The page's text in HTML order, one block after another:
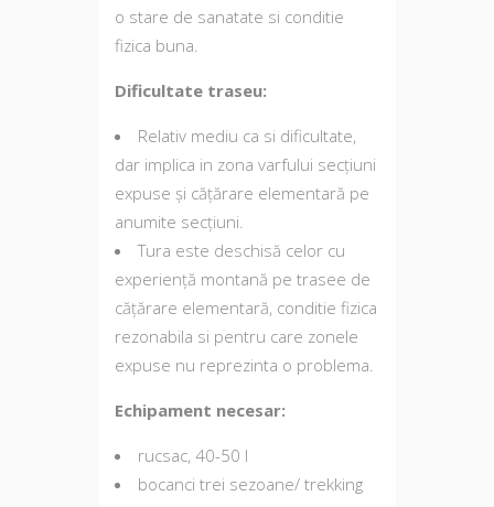
o stare de sanatate si conditie
fizica buna.
Dificultate traseu:
Relativ mediu ca si dificultate,
dar implica in zona varfului secțiuni
expuse și cățărare elementară pe
anumite secțiuni.
Tura este deschisă celor cu
experiență montană pe trasee de
cățărare elementară, conditie fizica
rezonabila si pentru care zonele
expuse nu reprezinta o problema.
Echipament necesar:
rucsac, 40-50 l
bocanci trei sezoane/ trekking